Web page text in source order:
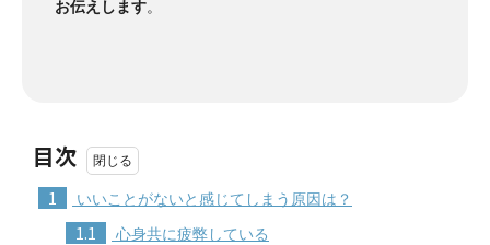
お伝えします。
目次
1 いいことがないと感じてしまう原因は？
1.1 心身共に疲弊している